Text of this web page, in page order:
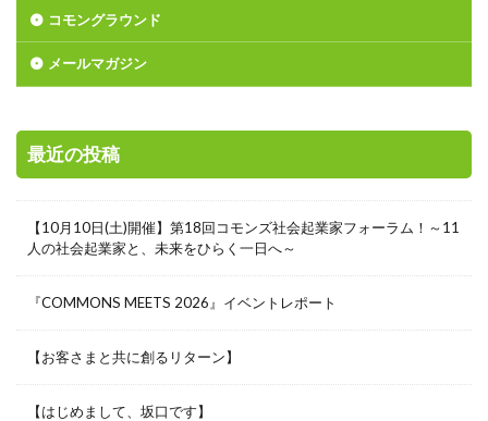
コモングラウンド
メールマガジン
最近の投稿
【10月10日(土)開催】第18回コモンズ社会起業家フォーラム！～11
人の社会起業家と、未来をひらく一日へ～
『COMMONS MEETS 2026』イベントレポート
【お客さまと共に創るリターン】
【はじめまして、坂口です】